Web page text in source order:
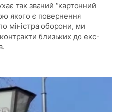
так званий “картонний
якого є повернення
міністра оборони, ми
близьких до екс-